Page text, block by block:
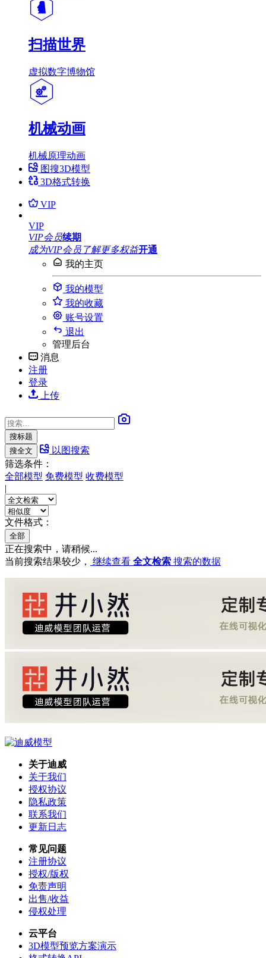
扫描世界
虚拟数字博物馆
机械动画
机械原理动画
图搜3D模型
3D格式转换
VIP
VIP
VIP会员续期
成为VIP会员 了解更多权益开通
我的主页
我的模型
我的收藏
账号设置
退出
管理后台
消息
注册
登录
上传
搜标题
搜全文
以图搜索
筛选条件：
全部模型 免费模型 收费模型
|
文件格式：
全部
正在搜索中，请稍候...
当前搜索结果较少，
继续查看 全文检索 搜索的数据
关于迪威
关于我们
授权协议
隐私政策
联系我们
更新日志
常见问题
注册协议
授权/版权
免责声明
出售/收益
侵权处理
云平台
3D模型预览方案演示